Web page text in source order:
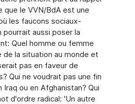
que le VVN/BdA est une
les faucons sociaux-
aussi poser la
Quel homme ou femme
de la situation au monde et
pas en faveur de
Qui ne voudrait pas une fin
ou en Afghanistan? Qui
d'ordre radical: 'Un autre